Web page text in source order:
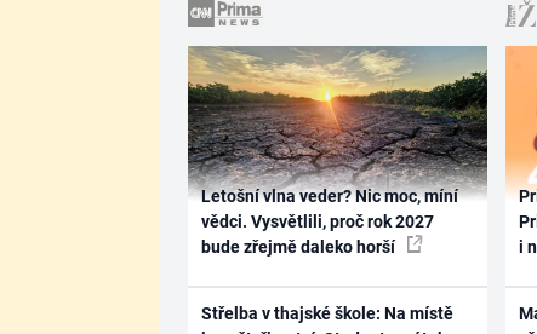
Letošní vlna veder? Nic moc, míní
vědci. Vysvětlili, proč rok 2027
bude zřejmě daleko horší
Střelba v thajské škole: Na místě
i